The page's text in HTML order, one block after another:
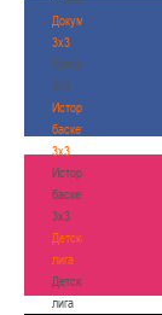
Документы
3х3
Документы
3х3
История
баскетбола
3х3
История
баскетбола
3х3
Детская
лига
Детская
лига